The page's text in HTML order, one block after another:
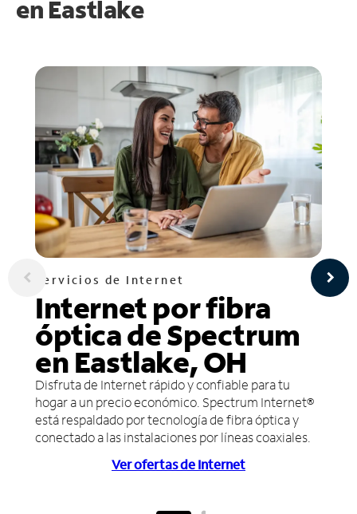
en Eastlake
Servicios de Internet
Internet por fibra
óptica de Spectrum
en Eastlake, OH
Disfruta de Internet rápido y confiable para tu
hogar a un precio económico. Spectrum Internet®
está respaldado por tecnología de fibra óptica y
conectado a las instalaciones por líneas coaxiales.
Ver ofertas de Internet